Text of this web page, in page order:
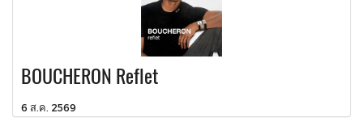
BOUCHERON Reflet
6 ส.ค. 2569